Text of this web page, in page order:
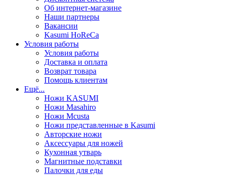
Об интернет-магазине
Наши партнеры
Вакансии
Kasumi HoReCa
Условия работы
Условия работы
Доставка и оплата
Возврат товара
Помощь клиентам
Ещё...
Ножи KASUMI
Ножи Masahiro
Ножи Mcusta
Ножи представленные в Kasumi
Авторские ножи
Аксессуары для ножей
Кухонная утварь
Магнитные подставки
Палочки для еды